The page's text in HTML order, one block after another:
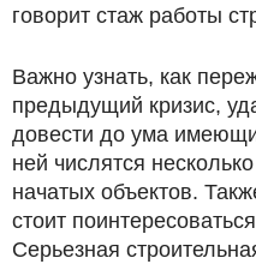
говорит стаж работы
Важно узнать, как
предыдущий кризис,
довести до ума
ней числятся
начатых объектов.
стоит
Серьезная